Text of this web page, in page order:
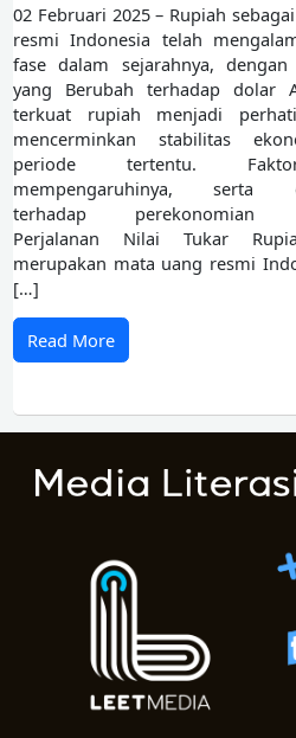
02 Februari 2025 – Rupiah
resmi Indonesia telah
fase dalam sejarahnya,
yang Berubah terhadap dolar
terkuat rupiah menjadi
mencerminkan stabilitas
periode tertentu.
mempengaruhinya, serta
terhadap perekonomian
Perjalanan Nilai Tukar
merupakan mata uang resmi
[…]
Read More